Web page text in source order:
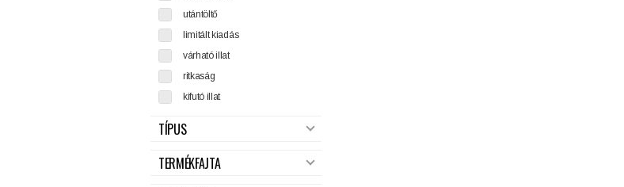
utántöltő
limitált kiadás
várható illat
ritkaság
kifutó illat
TÍPUS
TERMÉKFAJTA